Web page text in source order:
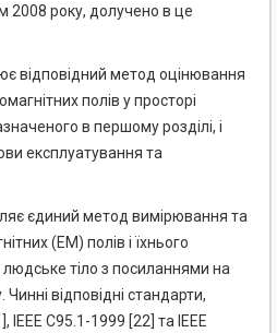
2008 року, долучено в це
відповідний метод оцінювання
полів у просторі
в першому розділі, і
експлуатування та
єдиний метод вимірювання та
(ЕМ) полів і їхнього
тіло з посиланнями на
відповідні стандарти,
IEEE С95.1-1999 [22] та IEEE